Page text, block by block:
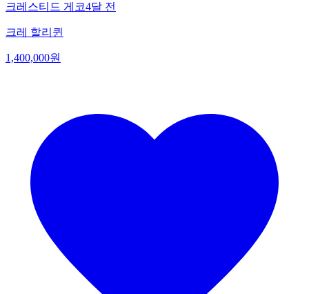
크레스티드 게코4달 전
크레 할리퀸
1,400,000원